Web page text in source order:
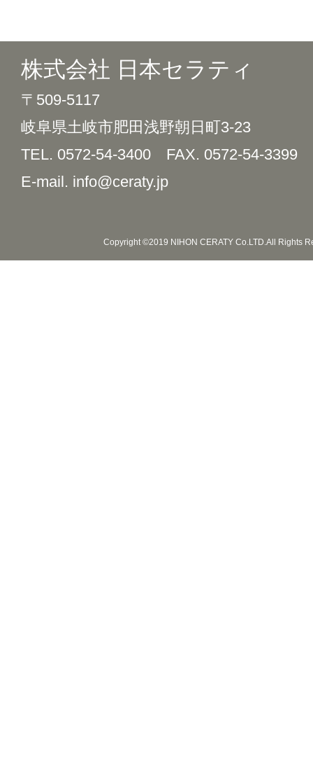
株式会社 日本セラティ
〒509-5117
岐阜県土岐市肥田浅野朝日町3-23
TEL. 0572-54-3400 FAX. 0572-54-3399
E-mail. info@ceraty.jp
Copyright ©2019 NIHON CERATY Co.LTD.All Rights